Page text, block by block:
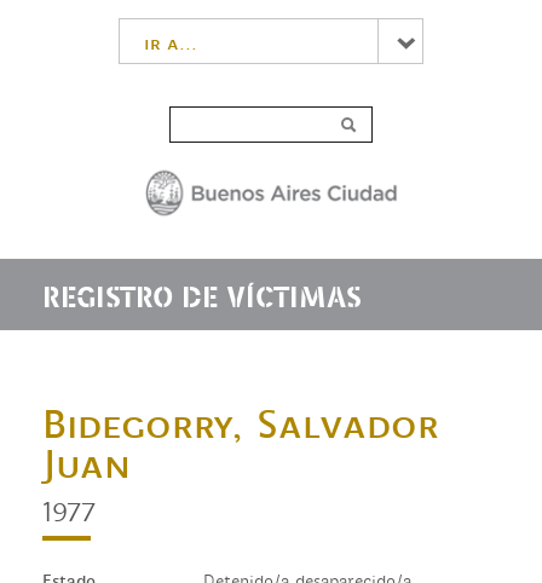
ir a...
REGISTRO DE VÍCTIMAS
Bidegorry, Salvador
Juan
1977